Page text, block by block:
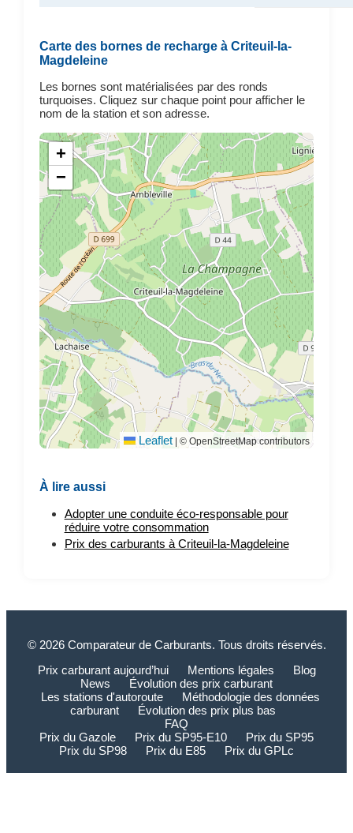
Carte des bornes de recharge à Criteuil-la-
Magdeleine
Les bornes sont matérialisées par des ronds
turquoises. Cliquez sur chaque point pour afficher le
nom de la station et son adresse.
+
−
Leaflet | © OpenStreetMap contributors
À lire aussi
Adopter une conduite éco-responsable pour
réduire votre consommation
Prix des carburants à Criteuil-la-Magdeleine
© 2026 Comparateur de Carburants. Tous droits réservés.
Prix carburant aujourd’hui
Mentions légales
Blog
News
Évolution des prix carburant
Les stations d'autoroute
Méthodologie des données
carburant
Évolution des prix plus bas
FAQ
Prix du Gazole
Prix du SP95-E10
Prix du SP95
Prix du SP98
Prix du E85 Prix du GPLc